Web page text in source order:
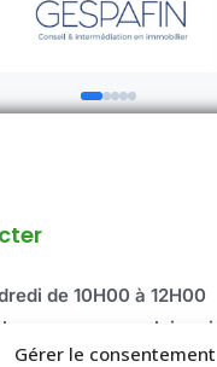
Gérer le consentement
de 10H00 à 12H00
vacances scolaire